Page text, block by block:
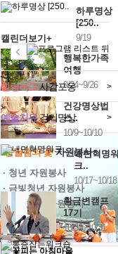
하루명상
[250..
9/19
행복한가족
여행
9/24~9/26
건강명상법
스..
10/9~10/10
내면혁명워
크..
10/17~10/18
황금변캠프
17기
10/30~10/31
캘린더보기+
예술치유걷기명상 >
힐링허그사감포옹 >
'옹달샘의 꽃'자원봉사
· 청년 자원봉사
· 금빛청년 자원봉사
· 음식연구 자원봉사